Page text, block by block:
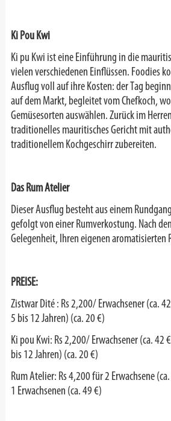
Ki Pou Kwi
Ki pu Kwi ist eine Einführung in die
vielen verschiedenen Einflüssen. Foodies
Ausflug voll auf ihre Kosten: der Tag
auf dem Markt, begleitet vom Chefkoch,
Gemüsesorten auswählen. Zurück im
traditionelles mauritisches Gericht mit
traditionellem Kochgeschirr zubereiten.
Das Rum Atelier
Dieser Ausflug besteht aus einem
gefolgt von einer Rumverkostung. Nach
Gelegenheit, Ihren eigenen aromatisierten
PREISE:
Zistwar Dité : Rs 2,200/ Erwachsener (ca.
5 bis 12 Jahren) (ca. 20€)
Ki pou Kwi: Rs 2,200/ Erwachsener (ca. 42
bis 12 Jahren) (ca.20 €)
Rum Atelier: Rs 4,200 für 2 Erwachsene
1 Erwachsenen (ca. 49 €)